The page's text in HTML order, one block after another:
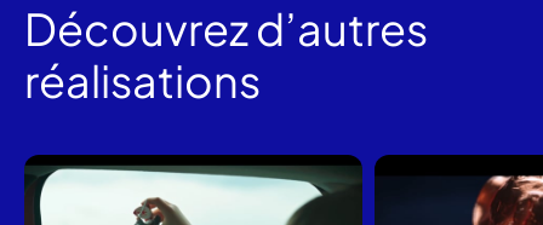
Découvrez d’autres
réalisations